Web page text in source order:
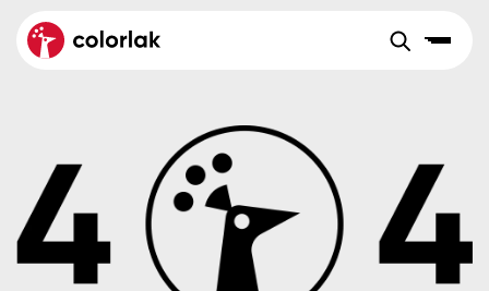
Velkoobchod Sortiment
Aktuality
Reference
O společnosti
Dřevo
Colorlak Dekor
Colorlak Profi